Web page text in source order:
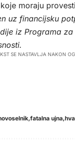
moraju
uz financijsku
iz Programa
SE NASTAVLJA NAKON
fatalna ujna